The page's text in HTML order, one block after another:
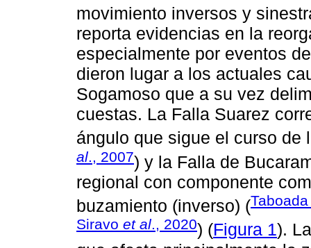
movimiento inversos y
reporta evidencias en la
especialmente por eventos
dieron lugar a los actuales
Sogamoso que a su vez
cuestas. La Falla Suarez
ángulo que sigue el curso de
al., 2007) y la Falla de
regional con componente
buzamiento (inverso) (
Siravo et al., 2020) (Figura 1).